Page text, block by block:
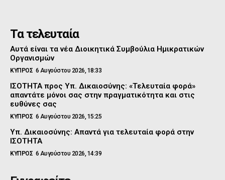
Τα τελευταία
Αυτά είναι τα νέα Διοικητικά Συμβούλια Ημικρατικών
Οργανισμών
ΚΥΠΡΟΣ 6 Αυγούστου 2026, 18:33
ΙΣΟΤΗΤΑ προς Υπ. Δικαιοσύνης: «Τελευταία φορά»
απαντάτε μόνοι σας στην πραγματικότητα και στις
ευθύνες σας
ΚΥΠΡΟΣ 6 Αυγούστου 2026, 15:25
Υπ. Δικαιοσύνης: Απαντά για τελευταία φορά στην
ΙΣΟΤΗΤΑ
ΚΥΠΡΟΣ 6 Αυγούστου 2026, 14:39